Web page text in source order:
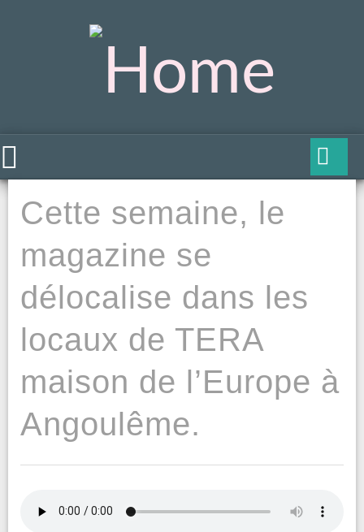
Cette semaine, le
magazine se
délocalise dans les
locaux de TERA
maison de l’Europe à
Angoulême.